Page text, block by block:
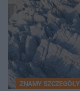
ZNAMY SZCZEGÓŁY